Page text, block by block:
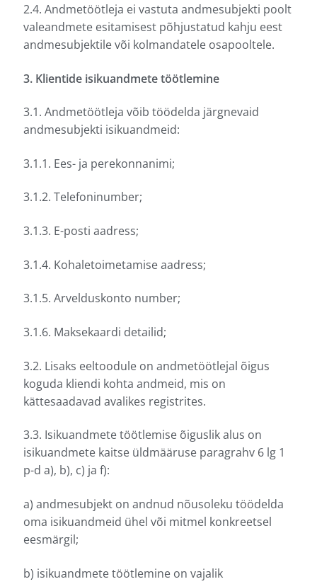
2.4. Andmetöötleja ei vastuta andmesubjekti poolt
valeandmete esitamisest põhjustatud kahju eest
andmesubjektile või kolmandatele osapooltele.
3. Klientide isikuandmete töötlemine
3.1. Andmetöötleja võib töödelda järgnevaid
andmesubjekti isikuandmeid:
3.1.1. Ees- ja perekonnanimi;
3.1.2. Telefoninumber;
3.1.3. E-posti aadress;
3.1.4. Kohaletoimetamise aadress;
3.1.5. Arvelduskonto number;
3.1.6. Maksekaardi detailid;
3.2. Lisaks eeltoodule on andmetöötlejal õigus
koguda kliendi kohta andmeid, mis on
kättesaadavad avalikes registrites.
3.3. Isikuandmete töötlemise õiguslik alus on
isikuandmete kaitse üldmääruse paragrahv 6 lg 1
p-d a), b), c) ja f):
a) andmesubjekt on andnud nõusoleku töödelda
oma isikuandmeid ühel või mitmel konkreetsel
eesmärgil;
b) isikuandmete töötlemine on vajalik